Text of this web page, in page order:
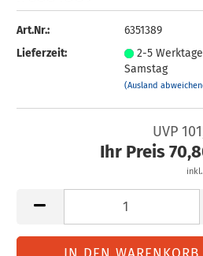
Art.Nr.:
6351389
Lieferzeit:
2-5
Samstag
(Ausland
UVP
Ihr Preis